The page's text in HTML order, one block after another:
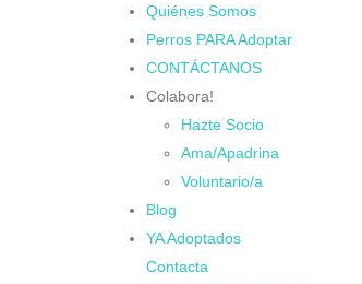
Quiénes Somos
Perros PARA Adoptar
CONTÁCTANOS
Colabora!
Hazte Socio
Ama/Apadrina
Voluntario/a
Blog
YA Adoptados
Contacta